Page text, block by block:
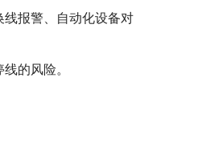
报警、自动化设备对
的风险。